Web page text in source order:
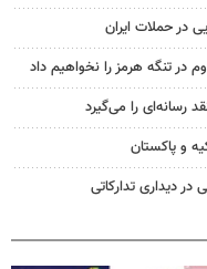
تنگه هرمز را نخواهیم داد
رسانه‌ای را می‌گیرد
و پاکستان
دیداری تدارکاتی